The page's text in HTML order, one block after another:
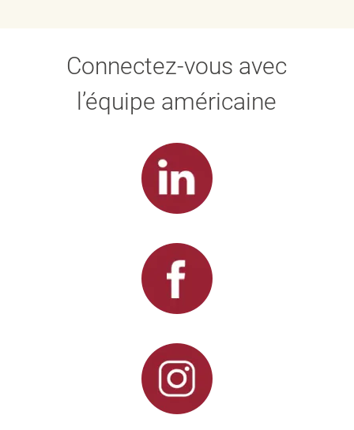
Connectez-vous avec
l’équipe américaine